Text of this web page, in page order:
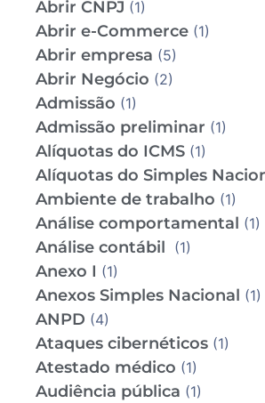
Abrir CNPJ (1)
Abrir e-Commerce (1)
Abrir empresa (5)
Abrir Negócio (2)
Admissão (1)
Admissão preliminar (1)
Alíquotas do ICMS (1)
Alíquotas do Simples
Ambiente de trabalho (1)
Análise comportamental (1)
Análise contábil (1)
Anexo I (1)
Anexos Simples Nacional (1)
ANPD (4)
Ataques cibernéticos (1)
Atestado médico (1)
Audiência pública (1)